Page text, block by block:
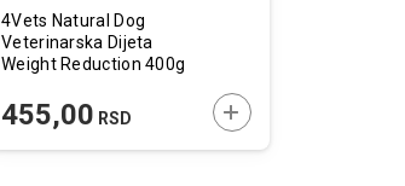
4Vets Natural Dog
Veterinarska Dijeta
Weight Reduction 400g
455,00 RSD DODAJTE U KORPU